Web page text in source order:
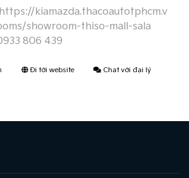
https://kiamazda.thacoautotphcm.v
showroom-thiso-mall-sala
806 439
Đi tới website Chat với đại lý